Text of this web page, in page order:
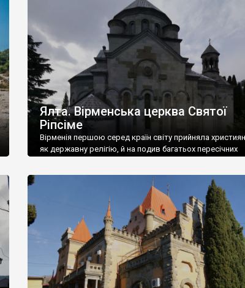
називаються «повстяками» (postaki)…” “Вино. Крим
виробляє відмінне вино і його вдосталь: воно все
легке біле і дуже […]
Ялта. Вірменська церква Святої
Ріпсіме
Вірменія першою серед країн світу прийняла
як державну релігію, й на подив багатьох пересічних